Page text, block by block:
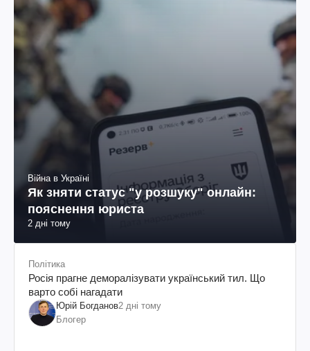
Війна в Україні
Як зняти статус "у розшуку" онлайн:
пояснення юриста
2 дні тому
Політика
Росія прагне деморалізувати український тил. Що
варто собі нагадати
Юрій Богданов2 дні тому
Блогер